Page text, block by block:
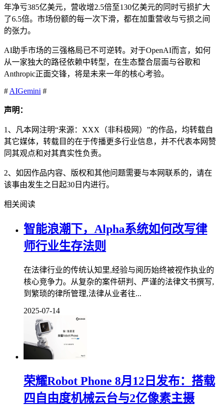
年净亏385亿美元，营收增2.5倍至130亿美元的同时亏损扩大
了6.5倍。市场份额的每一次下滑，都在加重营收与亏损之间
的张力。
AI助手市场的三强格局已不可逆转。对于OpenAI而言，如何
从一家独大的路径依赖中转型，在生态整合层面与谷歌和
Anthropic正面交锋，将是未来一年的核心考验。
# AIGemini #
声明：
1、凡本网注明“来源：XXX（非科极网）”的作品，均转载自
其它媒体，转载目的在于传播更多行业信息，并不代表本网赞
同其观点和对其真实性负责。
2、如因作品内容、版权和其他问题需要与本网联系的，请在
该事由发生之日起30日内进行。
相关阅读
智能浪潮下，Alpha系统如何改写律
师行业生存法则
在法律行业的传统认知里,经验与阅历始终被视作执业的
核心竞争力。从复杂的案件研判、严谨的法律文书撰写,
到繁琐的律所管理,法律从业者往...
2025-07-14
荣耀Robot Phone 8月12日发布：搭载
四自由度机械云台与2亿像素主摄